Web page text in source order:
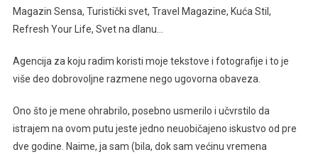
Magazin Sensa, Turistički svet, Travel Magazine, Kuća Stil,
Refresh Your Life, Svet na dlanu…
Agencija za koju radim koristi moje tekstove i fotografije i to je
više deo dobrovoljne razmene nego ugovorna obaveza.
Ono što je mene ohrabrilo, posebno usmerilo i učvrstilo da
istrajem na ovom putu jeste jedno neuobičajeno iskustvo od pre
dve godine. Naime, ja sam (bila, dok sam većinu vremena